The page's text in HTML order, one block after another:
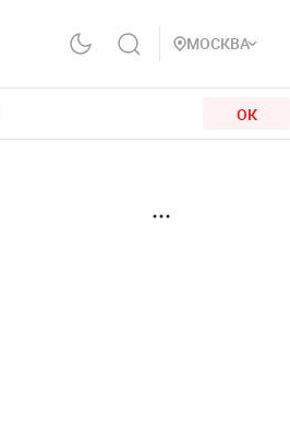
МОСКВА
ОК